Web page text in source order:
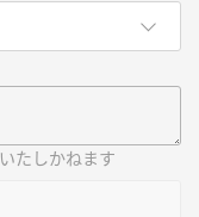
たしかねます